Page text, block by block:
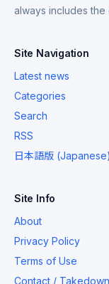
always includes the
Site Navigation
Latest news
Categories
Search
RSS
日本語版 (Japanese)
Site Info
About
Privacy Policy
Terms of Use
Contact / Takedown